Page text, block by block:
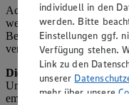
Achtung: jeder Schrank
welcher sich im darin
Befüllen das Glas
verfälschen.
Die Trinktemperatur
Um die volle Entfaltung
empfiehlt sich der Genuss
individuell in den
werden. Bitte
Einstellungen ggf.
Verfügung stehen.
Link zu den
unserer
mehr über unsere